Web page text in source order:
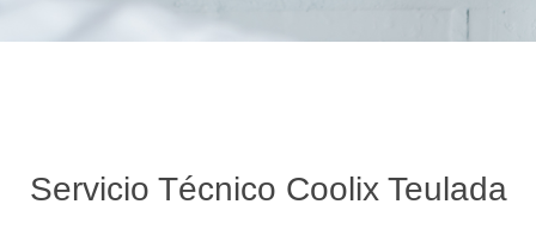
Servicio Técnico Coolix Teulada